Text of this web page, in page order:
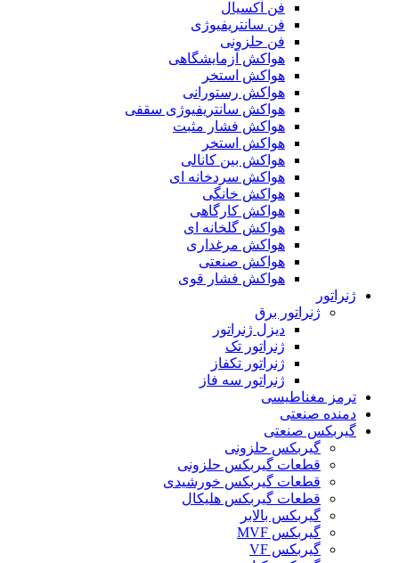
فن آکسیال
فن سانتریفیوژی
فن حلزونی
هواکش آزمایشگاهی
هواکش استخر
هواکش رستورانی
هواکش سانتریفیوژی سقفی
هواکش فشار مثبت
هواکش استخر
هواکش بین کانالی
هواکش سردخانه ای
هواکش خانگی
هواکش کارگاهی
هواکش گلخانه ای
هواکش مرغداری
هواکش صنعتی
هواکش فشار قوی
ژنراتور
ژنراتور برق
دیزل ژنراتور
ژنراتور تک
ژنراتور تکفاز
ژنراتور سه فاز
ترمز مغناطیسی
دمنده صنعتی
گیربکس صنعتی
گیربکس حلزونی
قطعات گيربکس حلزونی
قطعات گيربکس خورشيدی
قطعات گیربکس هلیکال
گيربکس بالابر
گیربکس MVF
گیربکس VF